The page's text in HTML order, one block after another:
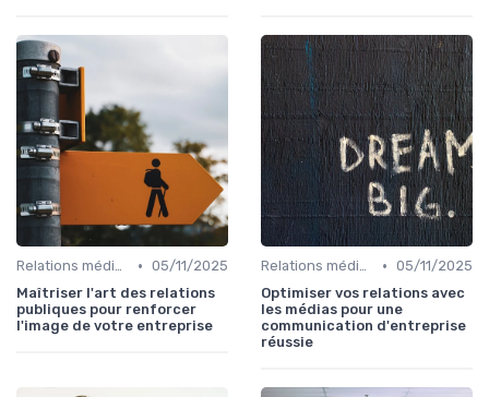
Relations médias & presse • 05/11/2025
Maîtriser l'art des relations
publiques pour renforcer
l'image de votre entreprise
Relations médias & presse • 05/11/2025
Optimiser vos relations avec
les médias pour une
communication d'entreprise
réussie